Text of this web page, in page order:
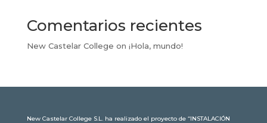
Comentarios recientes
New Castelar College on ¡Hola, mundo!
New Castelar College S.L. ha realizado el proyecto de “INSTALACIÓN